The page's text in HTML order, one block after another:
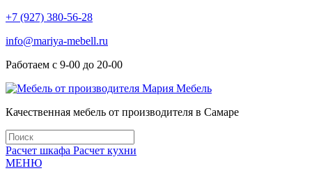
+7 (927) 380-56-28
info@mariya-mebell.ru
Работаем с 9-00 до 20-00
Качественная мебель от производителя в Самаре
Расчет шкафа Расчет кухни
МЕНЮ